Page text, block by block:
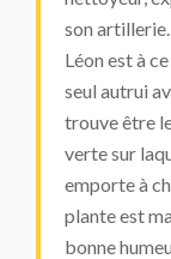
son artillerie.
Léon est à
seul autrui
trouve être
verte sur
emporte à
plante est
bonne